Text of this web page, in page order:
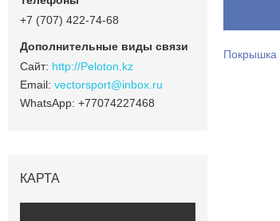
Покрышка
+7 (707) 422-74-68
http://Peloton.kz
vectorsport@inbox.ru
+77074227468
КАРТА